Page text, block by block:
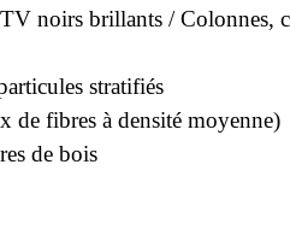
noirs brillants / Colonnes,
stratifiés
de fibres à densité moyenne)
de bois